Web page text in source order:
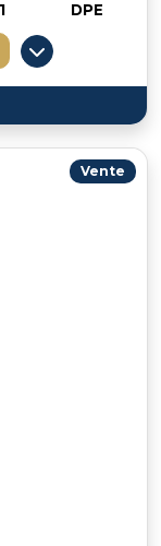
1 DPE
Vente